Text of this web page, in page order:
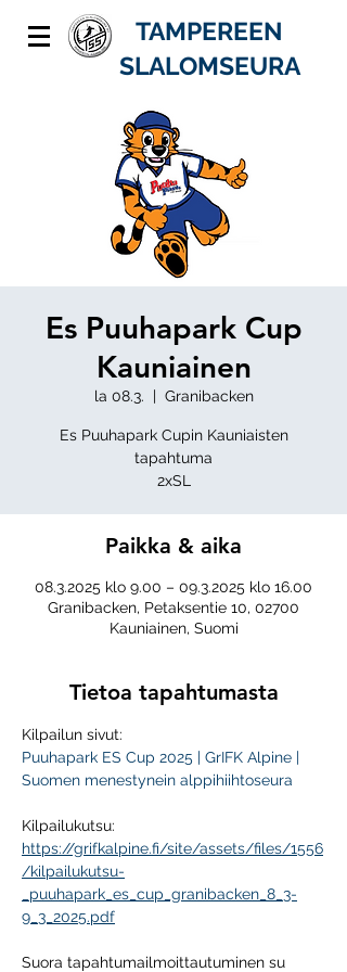
TAMPEREEN
SLALOMSEURA
Es Puuhapark Cup
Kauniainen
la 08.3.
  |
Granibacken
Es Puuhapark Cupin Kauniaisten
tapahtuma
2xSL
Paikka & aika
08.3.2025 klo 9.00 – 09.3.2025 klo 16.00
Granibacken, Petaksentie 10, 02700
Kauniainen, Suomi
Tietoa tapahtumasta
Kilpailun sivut:
Puuhapark ES Cup 2025 | GrIFK Alpine |
Suomen menestynein alppihiihtoseura
Kilpailukutsu:
https://grifkalpine.fi/site/assets/files/1556
/kilpailukutsu-
_puuhapark_es_cup_granibacken_8_3-
9_3_2025.pdf
Suora tapahtumailmoittautuminen su